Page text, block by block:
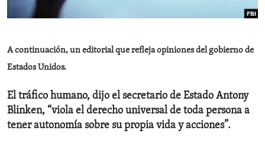
ENVIRONMENT AND HEALTH
A continuación, un editorial que refleja opiniones del gobierno de
Estados Unidos.
El tráfico humano, dijo el secretario de Estado Antony
Blinken, “viola el derecho universal de toda persona a
tener autonomía sobre su propia vida y acciones”.